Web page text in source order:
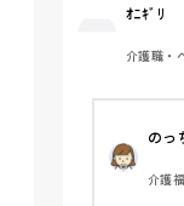
4月まで無
思ってます(
ｵﾆｷﾞﾘ
介護職・
のっ
介護